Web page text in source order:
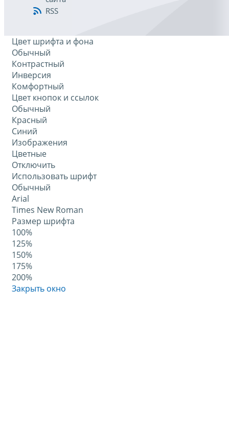
RSS
Цвет шрифта и фона
Обычный
Контрастный
Инверсия
Комфортный
Цвет кнопок и ссылок
Обычный
Красный
Синий
Изображения
Цветные
Отключить
Использовать шрифт
Обычный
Arial
Times New Roman
Размер шрифта
100%
125%
150%
175%
200%
Закрыть окно